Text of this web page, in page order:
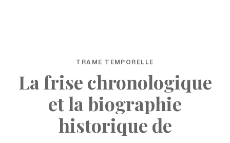
TRAME TEMPORELLE
La frise chronologique
et la biographie
historique de